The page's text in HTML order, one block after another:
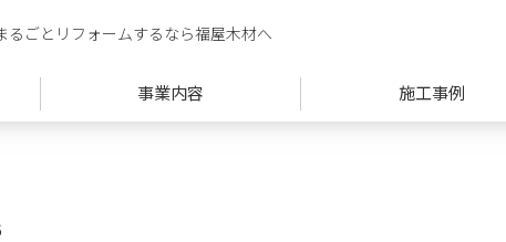
るごとリフォームするなら福屋木材へ
事業内容 施工事例